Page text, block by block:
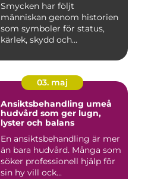
Smycken har följt
människan genom historien
som symboler för status,
kärlek, skydd och
03. maj
Ansiktsbehandling umeå
hudvård som ger lugn,
lyster och balans
En ansiktsbehandling är mer
än bara hudvård. Många som
söker professionell hjälp för
sin hy vill ock...